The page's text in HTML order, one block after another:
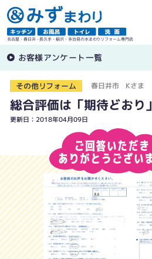
名古屋・春日井・長久手・稲沢・多治見の水まわりリフォーム専門店
お客様アンケート一覧
その他リフォーム 春日井市 Kさま
総合評価は「期待どおり」
更新日：2018年04月09日